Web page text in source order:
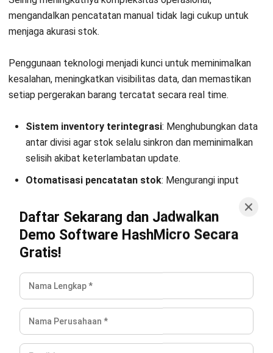
Mulai Konsultasi
Dari implementasi HashMicro di sektor retail Indonesia,
perusahaan yang mengadopsi sistem inventory berbasis
selisih stok pada bulan pertama. Ketidaksesuaian data yang
sebelumnya membutuhkan stock opname manual bulanan
bisa terdeteksi secara otomatis dalam hitungan menit
Kesimpulan
disadari, namun dapat berdampak besar pada operasional
dan keuangan bisnis. Ketidaksesuaian antara data dan stok
fisik tidak hanya mengganggu penjualan, tetapi juga
membuat pengambilan keputusan menjadi kurang akurat.
operasional, serta memanfaatkan teknologi yang tepat,
perusahaan dapat mencegah terjadinya selisih stok dan
menjaga akurasi data secara berkelanjutan. Pengelolaan
inventory yang baik pada akhirnya akan membantu
meningkatkan efisiensi dan daya saing bisnis.